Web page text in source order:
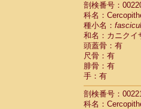
剖検番号：
科名：
種小名：
和名：カニクイ
頭蓋骨：有
尺骨：有
腓骨：有
手：有
剖検番号：
科名：